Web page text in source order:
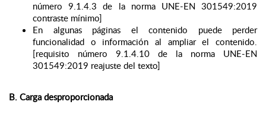
número 9.1.4.3 de la norma UNE-EN 301549:2019
contraste mínimo]
En algunas páginas el contenido puede perder
funcionalidad o información al ampliar el contenido.
[requisito número 9.1.4.10 de la norma UNE-EN
301549:2019 reajuste del texto]
B. Carga desproporcionada